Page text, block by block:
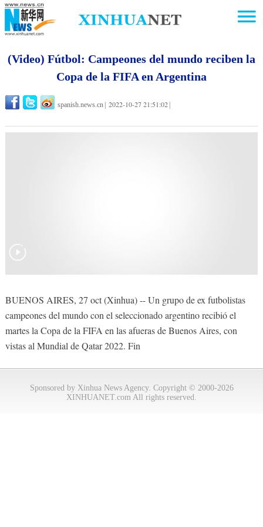
(Video) Fútbol: Campeones del mundo reciben la
Copa de la FIFA en Argentina
spanish.news.cn 2022-10-27 21:51:02
BUENOS AIRES, 27 oct (Xinhua) -- Un grupo de ex futbolistas
campeones del mundo con el seleccionado argentino recibió el
martes la Copa de la FIFA en las afueras de Buenos Aires, con
vistas al Mundial de Qatar 2022. Fin
Sponsored by Xinhua News Agency. Copyright © 2000-2026
XINHUANET.com All rights reserved.